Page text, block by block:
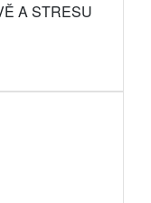
A STRESU